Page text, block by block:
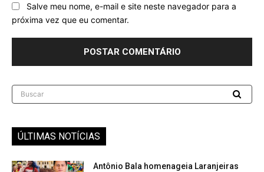
Salve meu nome, e-mail e site neste navegador para a
próxima vez que eu comentar.
Buscar
ÚLTIMAS NOTÍCIAS
Antônio Bala homenageia Laranjeiras